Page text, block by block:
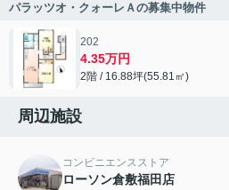
パラッツオ・クォーレＡの募集中物件
202
4.35万円
2階 / 16.88坪(55.81㎡)
周辺施設
コンビニエンスストア
ローソン倉敷福田店